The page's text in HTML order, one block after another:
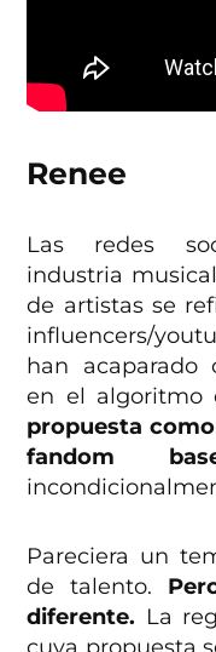
Renee
Las redes
industria
de artistas se
influencers/
han acaparado
en el algoritmo
propuesta
fandom
Pareciera un
de talento.
diferente. La